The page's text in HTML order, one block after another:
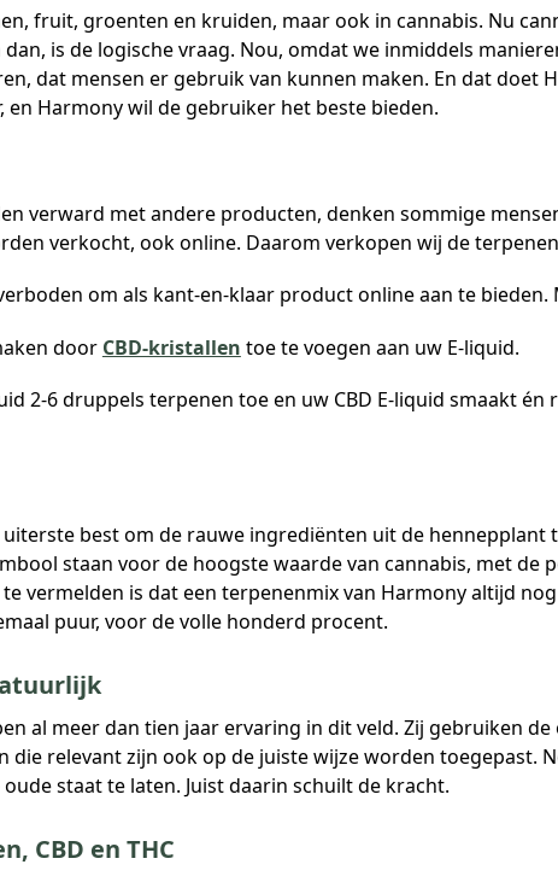
fruit, groenten en kruiden, maar ook in cannabis. Nu
is de logische vraag. Nou, omdat we inmiddels
dat mensen er gebruik van kunnen maken. En dat doet
Harmony wil de gebruiker het beste bieden.
verward met andere producten, denken sommige
verkocht, ook online. Daarom verkopen wij de
om als kant-en-klaar product online aan te
door CBD-kristallen toe te voegen aan uw E-liquid.
2-6 druppels terpenen toe en uw CBD E-liquid smaakt
best om de rauwe ingrediënten uit de hennepplant
staan voor de hoogste waarde van cannabis, met de
vermelden is dat een terpenenmix van Harmony altijd
puur, voor de volle honderd procent.
al meer dan tien jaar ervaring in dit veld. Zij gebruiken
die relevant zijn ook op de juiste wijze worden toegepast.
staat te laten. Juist daarin schuilt de kracht.
CBD en THC